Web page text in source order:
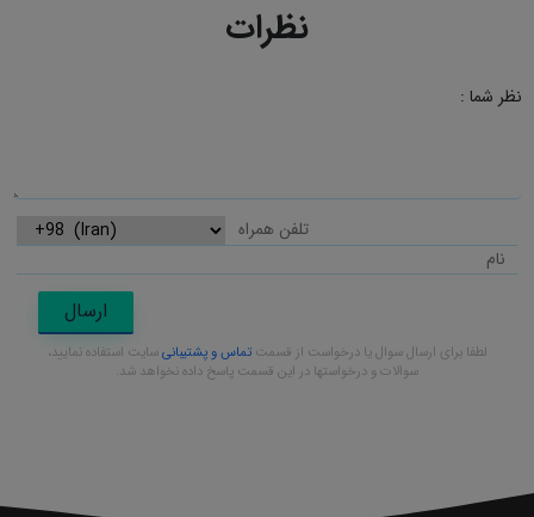
نظرات
نظر شما :
ارسال
لطفا برای ارسال سوال یا درخواست از قسمتتماس و پشتیبانیسایت استفاده نمایید،
سوالات و درخواستها در این قسمت پاسخ داده نخواهد شد.